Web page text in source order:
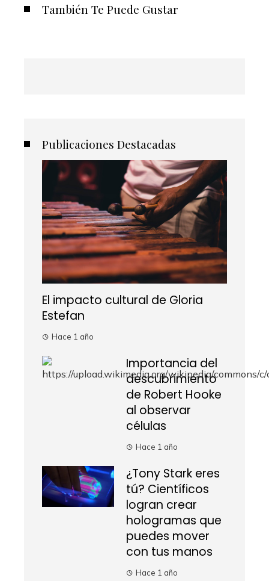
También Te Puede Gustar
Publicaciones Destacadas
El impacto cultural de Gloria
Estefan
Hace 1 año
Importancia del
descubrimiento
de Robert Hooke
al observar
células
Hace 1 año
¿Tony Stark eres
tú? Científicos
logran crear
hologramas que
puedes mover
con tus manos
Hace 1 año